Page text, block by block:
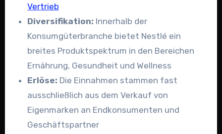
Vertrieb
Diversifikation: Innerhalb der
Konsumgüterbranche bietet Nestlé ein
breites Produktspektrum in den Bereichen
Ernährung, Gesundheit und Wellness
Erlöse: Die Einnahmen stammen fast
ausschließlich aus dem Verkauf von
Eigenmarken an Endkonsumenten und
Geschäftspartner